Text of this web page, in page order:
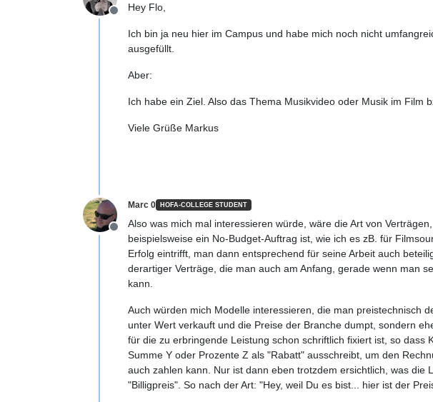
Offline
Hey Flo,
Ich bin ja neu hier im Campus und habe mich noch nicht
ausgefüllt.
Aber:
Ich habe ein Ziel. Also das Thema Musikvideo oder Musik im Film
Viele Grüße Markus
Offline
Marc 0 HOFA-COLLEGE STUDENT
Also was mich mal interessieren würde, wäre die Art von
beispielsweise ein No-Budget-Auftrag ist, wie ich es zB. für
Erfolg eintrifft, man dann entsprechend für seine Arbeit auch
derartiger Verträge, die man auch am Anfang, gerade wenn man
kann.
Auch würden mich Modelle interessieren, die man preistechnisch
unter Wert verkauft und die Preise der Branche dumpt, sondern
für die zu erbringende Leistung schon schriftlich fixiert ist, so
Summe Y oder Prozente Z als "Rabatt" ausschreibt, um den
auch zahlen kann. Nur ist dann eben trotzdem ersichtlich, was
"Billigpreis". So nach der Art: "Hey, weil Du es bist... hier ist der